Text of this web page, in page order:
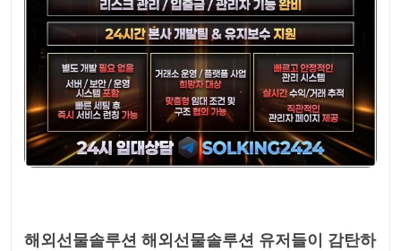
해외선물솔루션 해외선물솔루션 유저들이 감탄하